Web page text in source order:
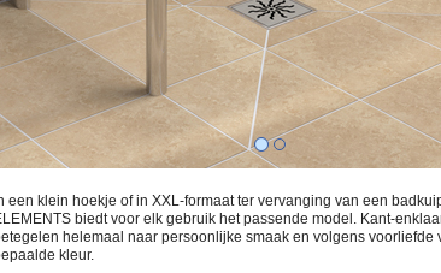
een klein hoekje of in XXL-formaat ter vervanging van een
biedt voor elk gebruik het passende model. Kant-
helemaal naar persoonlijke smaak en volgens voorliefde
kleur.